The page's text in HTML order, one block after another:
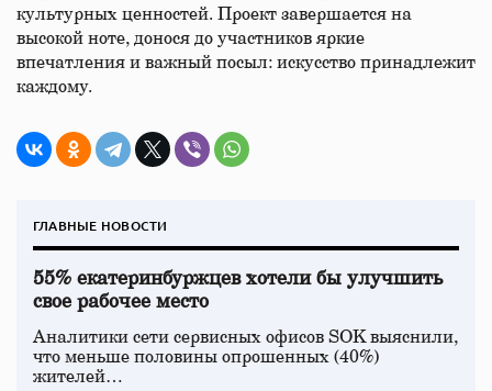
культурных ценностей. Проект завершается на
высокой ноте, донося до участников яркие
впечатления и важный посыл: искусство принадлежит
каждому.
ГЛАВНЫЕ НОВОСТИ
55% екатеринбуржцев хотели бы улучшить
свое рабочее место
Аналитики сети сервисных офисов SOK выяснили,
что меньше половины опрошенных (40%)
жителей…